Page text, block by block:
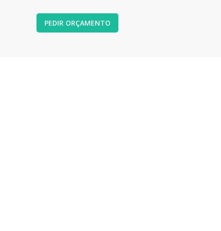
PEDIR ORÇAMENTO